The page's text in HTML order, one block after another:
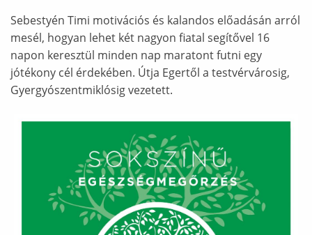
Sebestyén Timi motivációs és kalandos előadásán arról
mesél, hogyan lehet két nagyon fiatal segítővel 16
napon keresztül minden nap maratont futni egy
jótékony cél érdekében. Útja Egertől a testvérvárosig,
Gyergyószentmiklósig vezetett.
Ábra képaláírással: Az esemény plakátja